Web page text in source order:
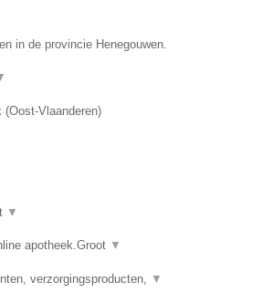
in de provincie Henegouwen.
(Oost-Vlaanderen)
▼
apotheek.Groot ▼
verzorgingsproducten, ▼